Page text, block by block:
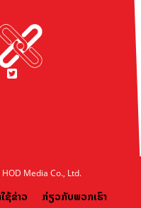
Media Co., Ltd.
ຊ້ຂ່າວ ກ່ຽວກັບພວກເຮົາ